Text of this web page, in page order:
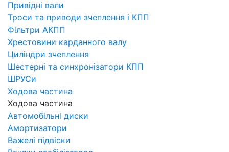
Привідні вали
Троси та приводи зчеплення і КПП
Фільтри АКПП
Хрестовини карданного валу
Циліндри зчеплення
Шестерні та синхронізатори КПП
ШРУСи
Ходова частина
Ходова частина
Автомобільні диски
Амортизатори
Важелі підвіски